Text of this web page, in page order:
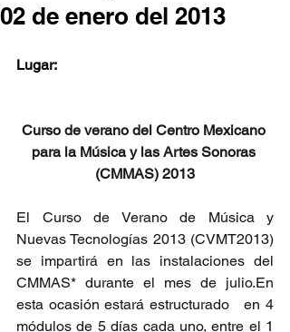
02 de enero del 2013
Lugar:
Curso de verano del Centro Mexicano
para la Música y las Artes Sonoras
(CMMAS) 2013
El Curso de Verano de Música y
Nuevas Tecnologías 2013 (CVMT2013)
se impartirá en las instalaciones del
CMMAS* durante el mes de julio.En
esta ocasión estará estructurado   en 4
módulos de 5 días cada uno, entre el 1